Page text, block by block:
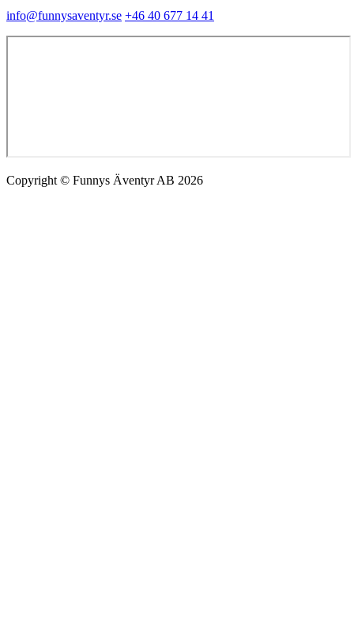
info@funnysaventyr.se +46 40 677 14 41
Copyright © Funnys Äventyr AB 2026